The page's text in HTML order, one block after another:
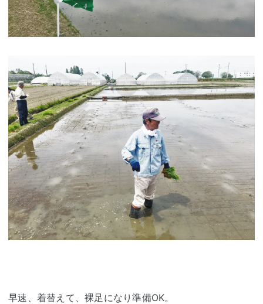
早速、着替えて、裸足になり準備OK。